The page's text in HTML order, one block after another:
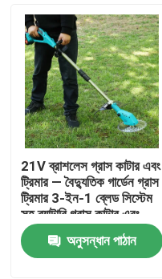
বাড়ি
21V ব্রাশলেস গ্রাস কাটার এবং
ট্রিমার — বৈদ্যুতিক গার্ডেন গ্রাস
ট্রিমার 3-ইন-1 ব্লেড সিস্টেম
সহ ব্যাটারি গ্রাস কাটার এবং
ট্রিমার
অনুসন্ধান পাঠান